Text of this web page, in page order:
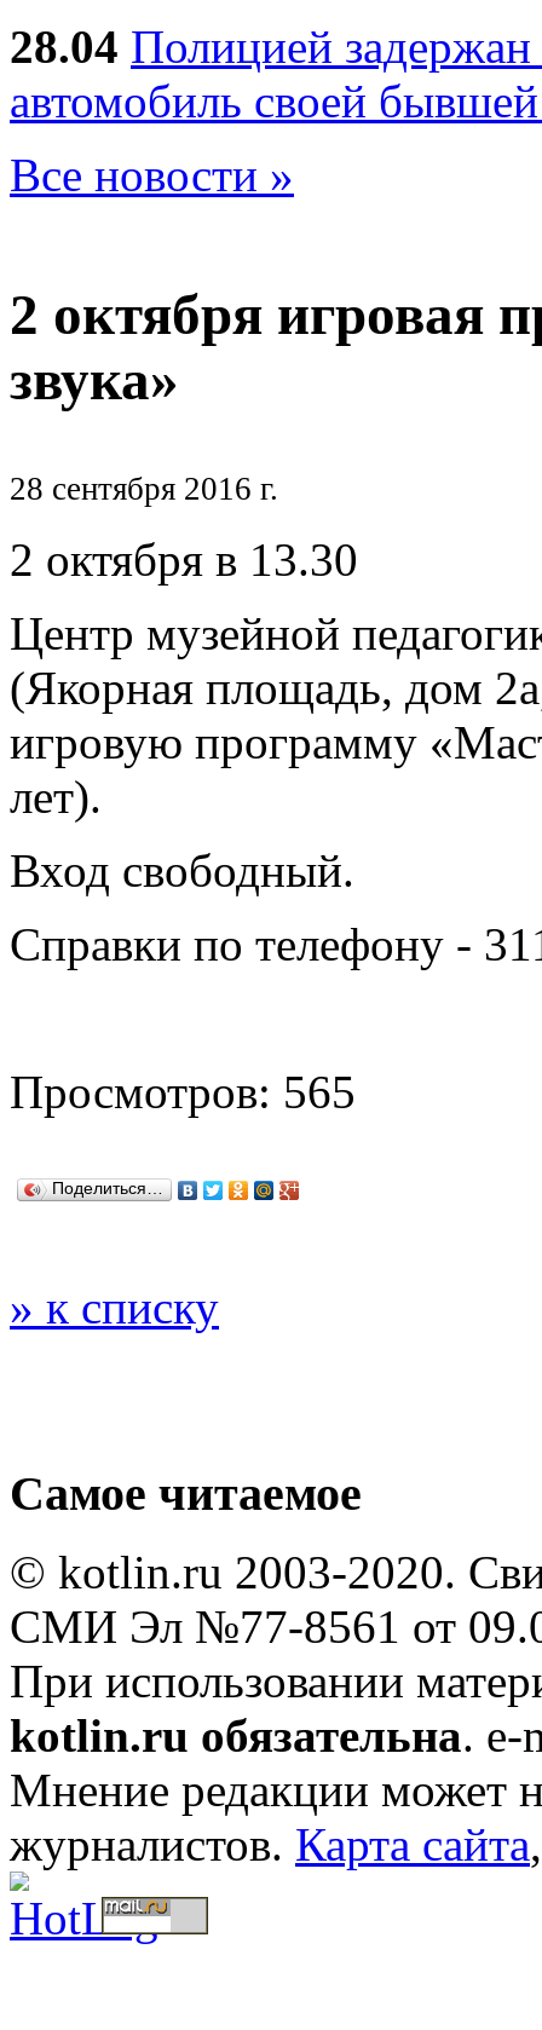
28.04 Полицией
автомобиль своей
Все новости »
2 октября игровая
звука»
28 сентября 2016 г.
2 октября в 13.30
Центр музейной
(Якорная площадь, дом
игровую программу
лет).
Вход свободный.
Справки по телефону -
Просмотров: 565
Поделиться…
» к списку
Самое читаемое
© kotlin.ru 2003-2020.
СМИ Эл №77-8561 от
При использовании
kotlin.ru обязательна. e-
Мнение редакции может
журналистов. Карта сайта